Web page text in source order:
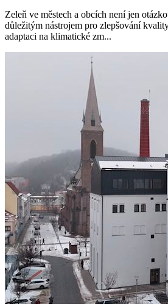
Zeleň ve městech a obcích není jen
důležitým nástrojem pro zlepšování
adaptaci na klimatické zm...